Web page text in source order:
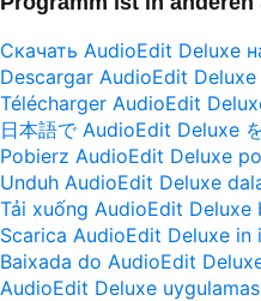
Скачать AudioEdit Deluxe
Descargar AudioEdit Deluxe
Télécharger AudioEdit
日本語で AudioEdit Deluxe
Pobierz AudioEdit Deluxe
Unduh AudioEdit Deluxe
Tải xuống AudioEdit Deluxe
Scarica AudioEdit Deluxe in
Baixada do AudioEdit
AudioEdit Deluxe